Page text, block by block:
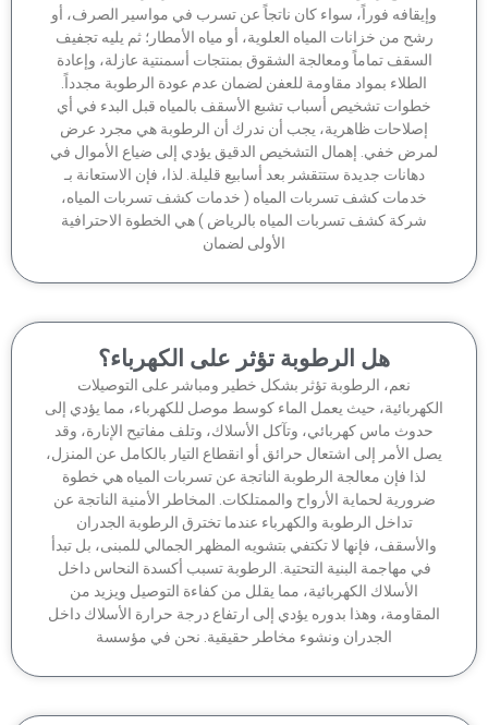
فوراً، سواء كان ناتجاً عن تسرب في مواسير الصرف، أو
رشح من خزانات المياه العلوية، أو مياه الأمطار؛ ثم يليه تجفيف
السقف تماماً ومعالجة الشقوق بمنتجات أسمنتية عازلة، وإعادة
الطلاء بمواد مقاومة للعفن لضمان عدم عودة الرطوبة مجدداً.
خطوات تشخيص أسباب تشبع الأسقف بالمياه قبل البدء في أي
إصلاحات ظاهرية، يجب أن ندرك أن الرطوبة هي مجرد عرض
خفي. إهمال التشخيص الدقيق يؤدي إلى ضياع الأموال في
دهانات جديدة ستتقشر بعد أسابيع قليلة. لذا، فإن الاستعانة بـ
خدمات كشف تسربات المياه ( خدمات كشف تسربات المياه،
شركة كشف تسربات المياه بالرياض ) هي الخطوة الاحترافية
الأولى لضمان
هل الرطوبة تؤثر على الكهرباء؟
نعم، الرطوبة تؤثر بشكل خطير ومباشر على التوصيلات
حيث يعمل الماء كوسط موصل للكهرباء، مما يؤدي إلى
حدوث ماس كهربائي، وتآكل الأسلاك، وتلف مفاتيح الإنارة، وقد
الأمر إلى اشتعال حرائق أو انقطاع التيار بالكامل عن المنزل،
لذا فإن معالجة الرطوبة الناتجة عن تسربات المياه هي خطوة
لحماية الأرواح والممتلكات. المخاطر الأمنية الناتجة عن
تداخل الرطوبة والكهرباء عندما تخترق الرطوبة الجدران
فإنها لا تكتفي بتشويه المظهر الجمالي للمبنى، بل تبدأ
في مهاجمة البنية التحتية. الرطوبة تسبب أكسدة النحاس داخل
الأسلاك الكهربائية، مما يقلل من كفاءة التوصيل ويزيد من
وهذا بدوره يؤدي إلى ارتفاع درجة حرارة الأسلاك داخل
الجدران ونشوء مخاطر حقيقية. نحن في مؤسسة